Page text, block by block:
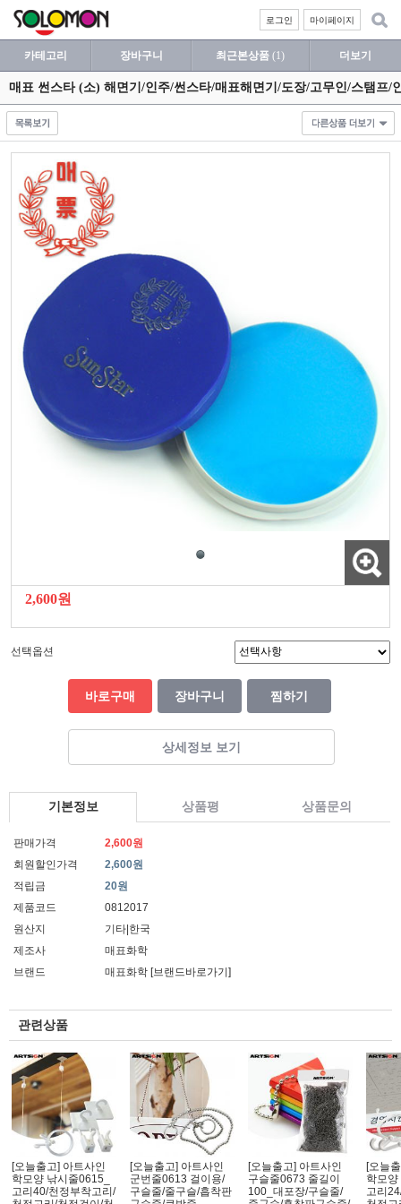
마이페이지
로그인
카테고리 장바구니 최근본상품 (1) 더보기
매표 썬스타 (소) 해면기/인주/썬스타/매표해면기/도장/고무인/스탬프/
2,600원
선택옵션
바로구매 장바구니 찜하기
상세정보 보기
기본정보 상품평 상품문의
판매가격
2,600원
회원할인가격
2,600원
적립금
20원
제품코드
0812017
원산지
기타|한국
제조사
매표화학
브랜드
매표화학 [브랜드바로가기]
관련상품
[오늘출고] 아트사인
학모양 낚시줄0615_
고리40/천정부착고리/
[오늘출고] 아트사인
군번줄0613 걸이용/
구슬줄/줄구슬/흡착판
[오늘출고] 아트사인
구슬줄0673 줄길이
100_대포장/구슬줄/
[오늘
학모
고리